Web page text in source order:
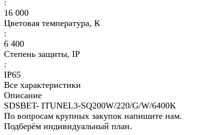
:
16 000
Цветовая температура, К
:
6 400
Степень защиты, IP
:
IP65
Все характеристики
Описание
SDSBET- ITUNEL3-SQ200W/220/G/W/6400K
По вопросам крупных закупок напишите нам.
Подберём индивидуальный план.